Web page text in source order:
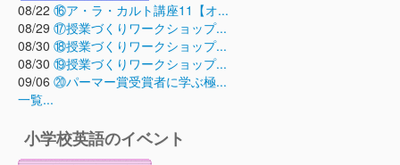
08/22 ⑯ア・ラ・カルト講座11【オ...
08/29 ⑰授業づくりワークショップ...
08/30 ⑱授業づくりワークショップ...
08/30 ⑲授業づくりワークショップ...
09/06 ⑳パーマー賞受賞者に学ぶ極...
一覧...
小学校英語のイベント